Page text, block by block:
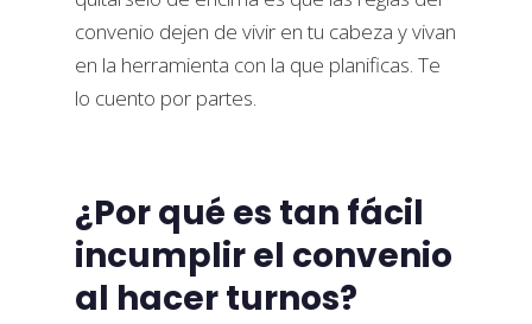
convenio dejen de vivir en tu cabeza y vivan
en la herramienta con la que planificas. Te
lo cuento por partes.
¿Por qué es tan fácil
incumplir el convenio
al hacer turnos?